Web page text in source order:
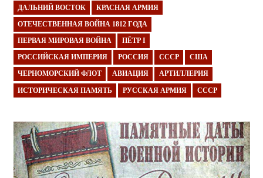
ДАЛЬНИЙ ВОСТОК КРАСНАЯ АРМИЯ
ОТЕЧЕСТВЕННАЯ ВОЙНА 1812 ГОДА
ПЕРВАЯ МИРОВАЯ ВОЙНА ПЁТР I
РОССИЙСКАЯ ИМПЕРИЯ РОССИЯ СССР США
ЧЕРНОМОРСКИЙ ФЛОТ АВИАЦИЯ АРТИЛЛЕРИЯ
ИСТОРИЧЕСКАЯ ПАМЯТЬ РУССКАЯ АРМИЯ СССР